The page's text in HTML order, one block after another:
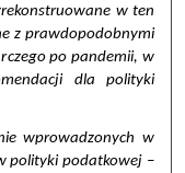
w ten
z prawdopodobnymi
po pandemii, w
dla polityki
wprowadzonych w
polityki podatkowej –